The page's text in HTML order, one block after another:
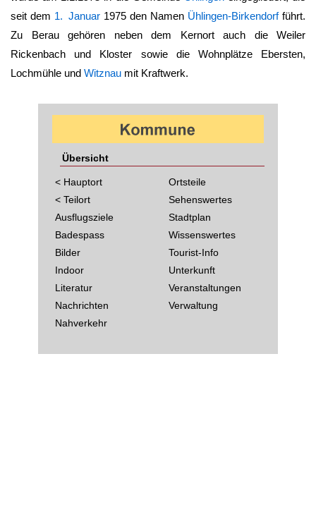
seit dem 1. Januar 1975 den Namen Ühlingen-Birkendorfführt.
Zu Beraugehören neben dem Kernort auch die Weiler
Rickenbach und Kloster sowie die Wohnplätze Ebersten,
Lochmühle und Witznau mit Kraftwerk.
Übersicht
< Hauptort
< Teilort
Ausflugsziele
Badespass
Bilder
Indoor
Literatur
Nachrichten
Nahverkehr
Ortsteile
Sehenswertes
Stadtplan
Wissenswertes
Tourist-Info
Unterkunft
Veranstaltungen
Verwaltung